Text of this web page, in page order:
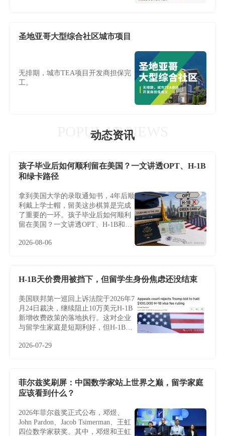
圣地亚哥大型综合社区城市项目
无排期，城市TEA项目开发商担保完
工。
POPULAR NEWS
动态资讯
孩子毕业后如何顺利留在美国？一文讲透OPT、H-1B
和绿卡路径
拿到美国大学的录取通知书，4年后顺
利戴上学士帽，留美这步棋算是完成
了重要的一环。孩子毕业后如何顺利
留在美国？一文讲透OPT、H-1B和绿
2026-08-06
H-1B天价费用被挡下，但留学生身份焦虑还没结束
美国联邦第一巡回上诉法院于2026年7
月24日裁决，继续阻止10万美元H-1B
新增收费政策的落地执行。这对企业
与留学生家庭是短期利好，但H-1B制
加权抽签、雇主绑定与临时身份——
2026-07-29
菲尔兹奖刷屏：中国数学家站上世界之巅，留学家庭
应该看到什么？
2026年菲尔兹奖正式公布，邓煜、
John Pardon、Jacob Tsimerman、王虹
四位数学家获奖。其中，邓煜和王虹